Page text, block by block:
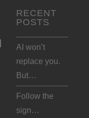
RECENT
POSTS
AI won’t
replace you.
But…
Follow the
sign…